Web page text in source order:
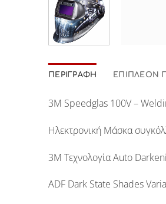
ΠΕΡΙΓΡΑΦΉ ΕΠΙΠΛΈΟΝ
3Μ Speedglas 100V –
Ηλεκτρονική Μάσκα
3M Τεχνολογία Auto
ADF Dark State Shades